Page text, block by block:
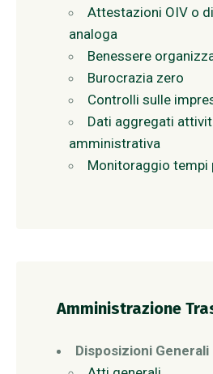
Attestazioni OIV o
analoga
Benessere
Burocrazia zero
Controlli sulle
Dati aggregati
amministrativa
Monitoraggio tempi
Amministrazione
Disposizioni Generali